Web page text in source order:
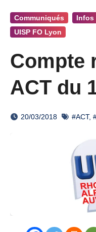
Communiqués Infos
UISP FO Lyon
Compte
ACT du
20/03/2018 #ACT,